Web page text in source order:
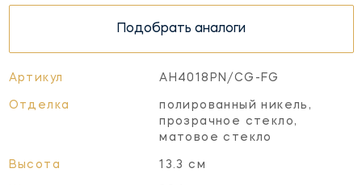
Подобрать аналоги
Артикул AH4018PN/CG-FG
Отделка
полированный никель,
прозрачное стекло,
матовое стекло
Высота 13.3 см